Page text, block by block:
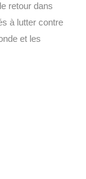
retour dans
à lutter contre
et les